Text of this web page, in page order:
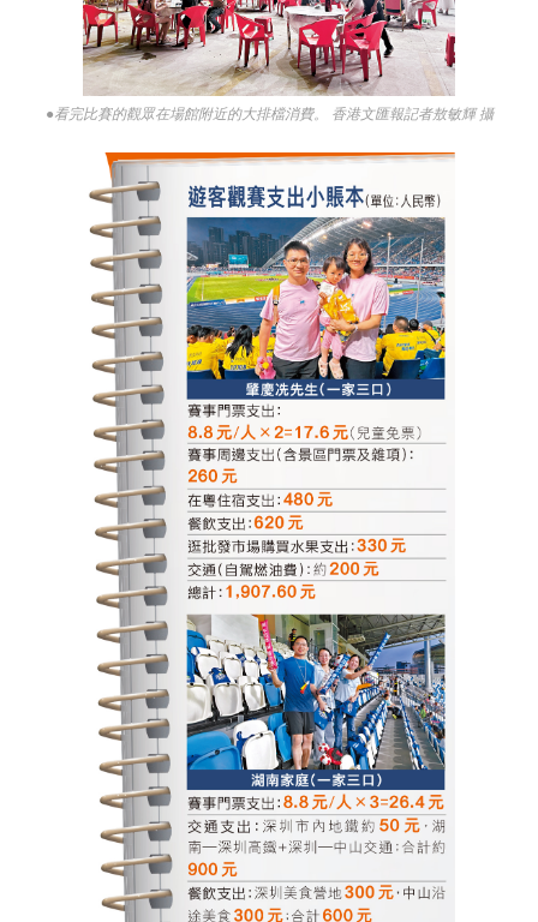
●看完比賽的觀眾在場館附近的大排檔消費。 香港文匯報記者敖敏輝 攝